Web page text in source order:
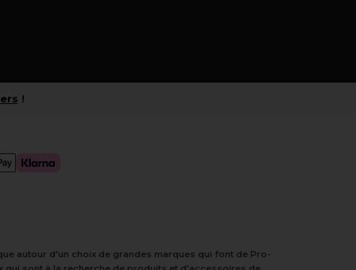
!
autour d'un choix de grandes marques qui font de Pro-